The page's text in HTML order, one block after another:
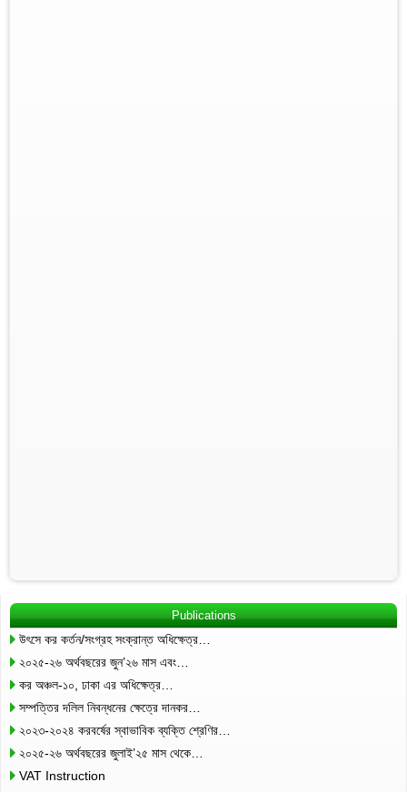
Publications
উৎসে কর কর্তন/সংগ্রহ সংক্রান্ত অধিক্ষেত্র…
২০২৫-২৬ অর্থবছরের জুন’২৬ মাস এবং…
কর অঞ্চল-১০, ঢাকা এর অধিক্ষেত্র…
সম্পত্তির দলিল নিবন্ধনের ক্ষেত্রে দানকর…
২০২৩-২০২৪ করবর্ষের স্বাভাবিক ব্যক্তি শ্রেণির…
২০২৫-২৬ অর্থবছরের জুলাই’২৫ মাস থেকে…
VAT Instruction